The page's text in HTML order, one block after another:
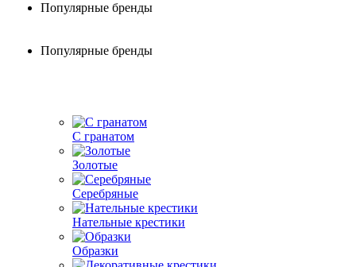
Популярные бренды
Популярные бренды
С гранатом
Золотые
Серебряные
Нательные крестики
Образки